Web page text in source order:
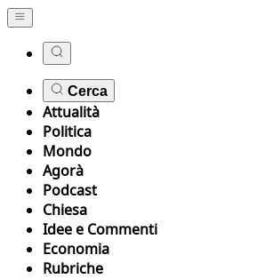
Cerca
Attualità
Politica
Mondo
Agorà
Podcast
Chiesa
Idee e Commenti
Economia
Rubriche